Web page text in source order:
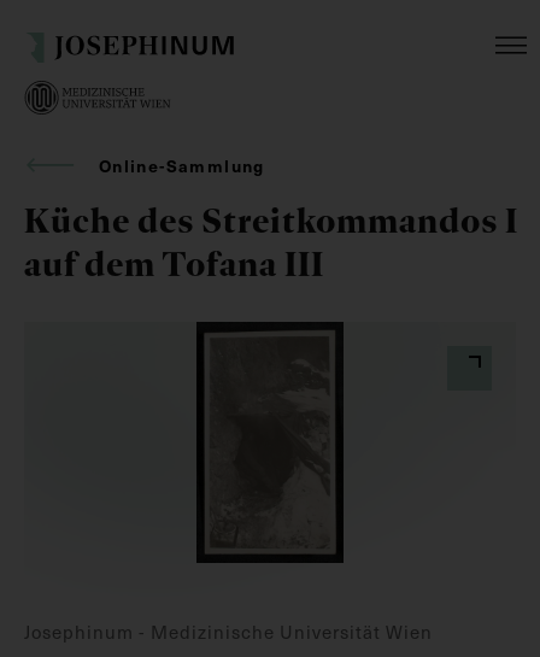
Online-Sammlung
Küche des Streitkommandos I
auf dem Tofana III
Josephinum - Medizinische Universität Wien